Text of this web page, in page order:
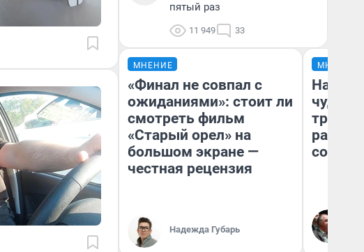
пятый раз
11 949 33
МНЕНИЕ
«Финал не совпал с
ожиданиями»: стоит ли
смотреть фильм
«Старый орел» на
большом экране —
честная рецензия
Надежда Губарь
МНЕНИЕ
чудом